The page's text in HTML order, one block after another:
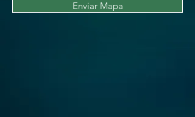
Enviar Mapa